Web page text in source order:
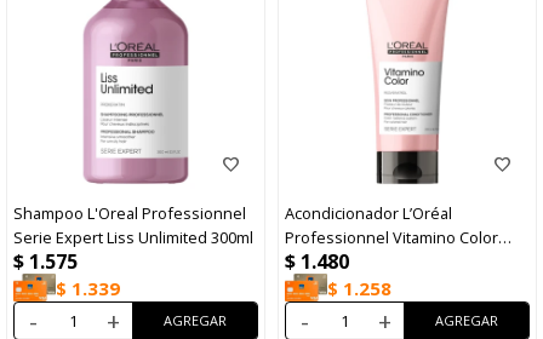
Shampoo L'Oreal Professionnel
Serie Expert Liss Unlimited 300ml
$ 1.575
$ 1.339
- +
Acondicionador L’Oréal
Professionnel Vitamino Color
200ml
$ 1.480
$ 1.258
- +